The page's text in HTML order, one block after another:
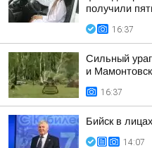
получили
16:37
Сильный
и
16:37
Бийск в
14:07